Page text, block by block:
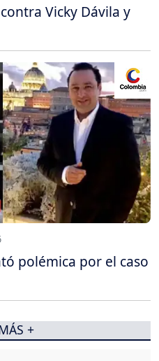
Vicky Dávila y
polémica por el caso
+